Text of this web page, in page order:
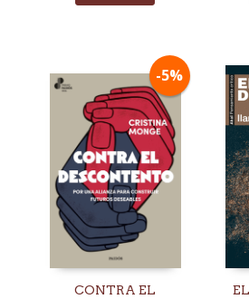
-5%
CONTRA EL